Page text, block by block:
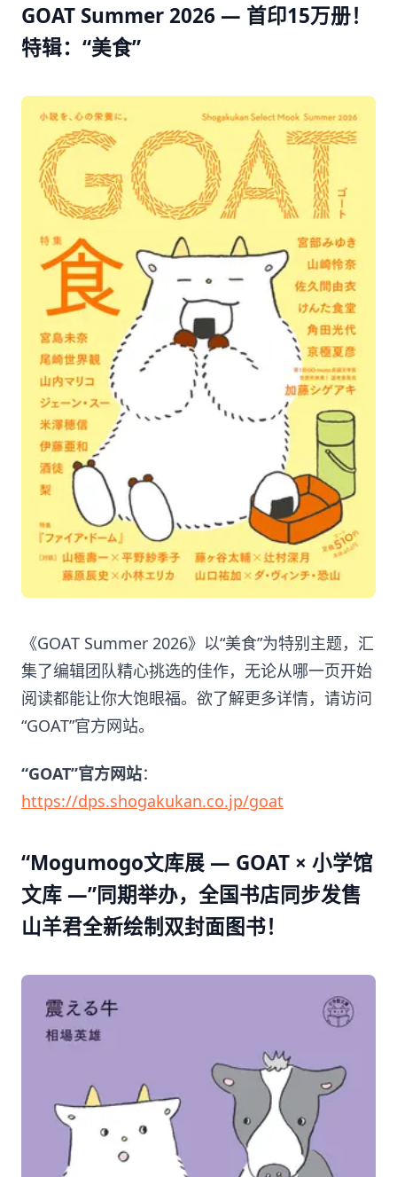
GOAT Summer 2026 — 首印15万册！
特辑：“美食”
《GOAT Summer 2026》以“美食”为特别主题，汇
集了编辑团队精心挑选的佳作，无论从哪一页开始
阅读都能让你大饱眼福。欲了解更多详情，请访问
“GOAT”官方网站。
“GOAT”官方网站：
https://dps.shogakukan.co.jp/goat
“Mogumogo文库展 — GOAT × 小学馆
文库 —”同期举办，全国书店同步发售
山羊君全新绘制双封面图书！